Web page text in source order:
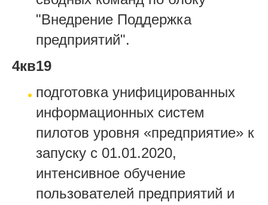
"Внедрение Поддержка
предприятий".
4кв19
подготовка унифицированных
информационных систем
пилотов уровня «предприятие» к
запуску с 01.01.2020,
интенсивное обучение
пользователей предприятий и